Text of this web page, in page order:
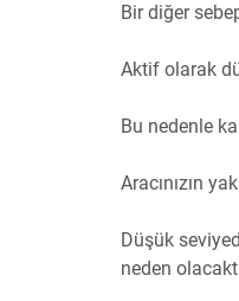
Bir diğer
Aktif olarak
Bu nedenle
Aracınızın
Düşük
neden